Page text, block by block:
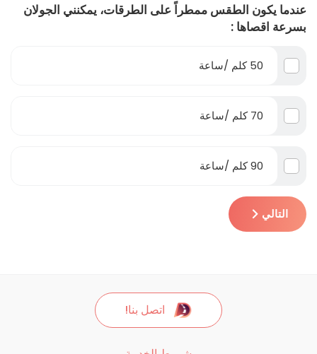
عندما يكون الطقس ممطراً على الطرقات، يمكنني الجولان
بسرعة اقصاها :
50 كلم /ساعة
70 كلم /ساعة
90 كلم /ساعة
التالي
اتصل بنا!